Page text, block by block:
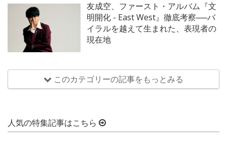
友成空、ファースト・アルバム『文
明開化 - East West』徹底考察──バ
イラルを越えて生まれた、表現者の
現在地
このカテゴリーの記事をもっとみる
人気の特集記事はこちら